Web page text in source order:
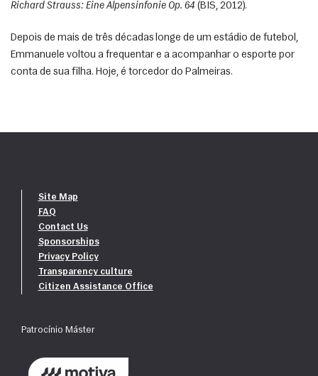
Richard Strauss: Eine Alpensinfonie Op. 64 (BIS, 2012).
Depois de mais de três décadas longe de um estádio de futebol,
Emmanuele voltou a frequentar e a acompanhar o esporte por
conta de sua filha. Hoje, é torcedor do Palmeiras.
Site Map
FAQ
Contact Us
Sponsorships
Privacy Policy
Transparency culture
Citizen Assistance Office
Patrocínio Máster